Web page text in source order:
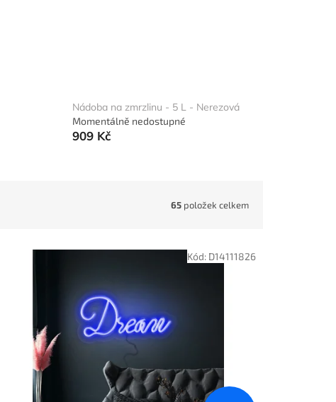
Nádoba na zmrzlinu - 5 L - Nerezová
Momentálně nedostupné
909 Kč
65 položek celkem
Kód: D14111826